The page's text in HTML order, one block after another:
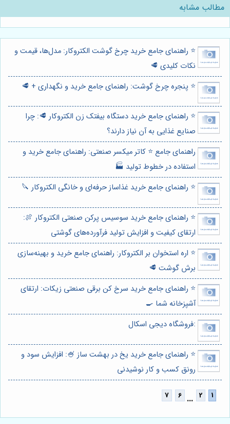
مطالب مشابه
⭐️ راهنمای جامع خرید چرخ گوشت الکتروکار: مدل‌ها، قیمت و
نکات کلیدی 🥩
⭐️ پنجره چرخ گوشت: راهنمای جامع خرید و نگهداری + 🥩
⭐️ راهنمای جامع خرید دستگاه بیفتک زن الکتروکار 🥩: چرا
صنایع غذایی به آن نیاز دارند؟
راهنمای جامع ⭐️ کاتر میکسر صنعتی: راهنمای جامع خرید و
استفاده در خطوط تولید 🏭
⭐️ راهنمای جامع خرید غذاساز حرفه‌ای و خانگی الکتروکار 🔪
⭐️ راهنمای جامع خرید سوسیس پرکن صنعتی الکتروکار 🍖:
ارتقای کیفیت و افزایش تولید فرآورده‌های گوشتی
⭐️ اره استخوان بر الکتروکار: راهنمای جامع خرید و بهینه‌سازی
برش گوشت 🥩
⭐️ راهنمای جامع خرید سرخ کن برقی صنعتی زیکات: ارتقای
آشپزخانه شما 🍳
:فروشگاه دیجی اسکال
⭐️ راهنمای جامع خرید یخ در بهشت ساز 🍧: افزایش سود و
رونق کسب و کار نوشیدنی
...